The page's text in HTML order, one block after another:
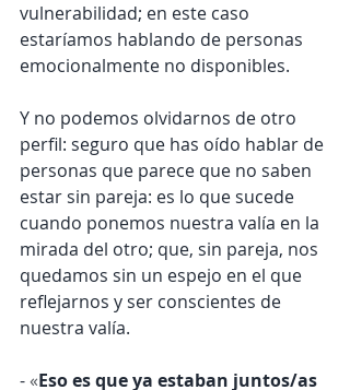
vulnerabilidad; en este caso
estaríamos hablando de personas
emocionalmente no disponibles.
Y no podemos olvidarnos de otro
perfil: seguro que has oído hablar de
personas que parece que no saben
estar sin pareja: es lo que sucede
cuando ponemos nuestra valía en la
mirada del otro; que, sin pareja, nos
quedamos sin un espejo en el que
reflejarnos y ser conscientes de
nuestra valía.
-«Eso es que ya estaban juntos/as